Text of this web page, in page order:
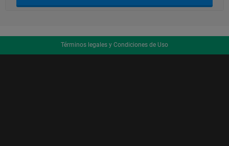
Términos legales y Condiciones de Uso